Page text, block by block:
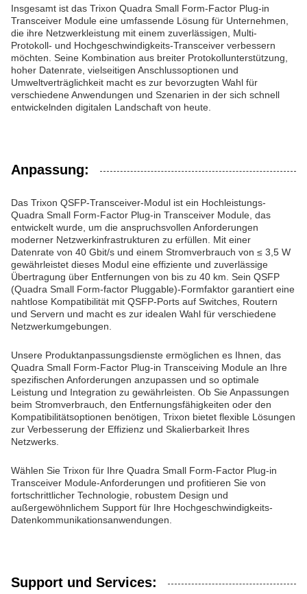
Insgesamt ist das Trixon Quadra Small Form-Factor Plug-in
Transceiver Module eine umfassende Lösung für Unternehmen,
die ihre Netzwerkleistung mit einem zuverlässigen, Multi-
Protokoll- und Hochgeschwindigkeits-Transceiver verbessern
möchten. Seine Kombination aus breiter Protokollunterstützung,
hoher Datenrate, vielseitigen Anschlussoptionen und
Umweltverträglichkeit macht es zur bevorzugten Wahl für
verschiedene Anwendungen und Szenarien in der sich schnell
entwickelnden digitalen Landschaft von heute.
Anpassung:
Das Trixon QSFP-Transceiver-Modul ist ein Hochleistungs-
Quadra Small Form-Factor Plug-in Transceiver Module, das
entwickelt wurde, um die anspruchsvollen Anforderungen
moderner Netzwerkinfrastrukturen zu erfüllen. Mit einer
Datenrate von 40 Gbit/s und einem Stromverbrauch von ≤ 3,5 W
gewährleistet dieses Modul eine effiziente und zuverlässige
Übertragung über Entfernungen von bis zu 40 km. Sein QSFP
(Quadra Small Form-factor Pluggable)-Formfaktor garantiert eine
nahtlose Kompatibilität mit QSFP-Ports auf Switches, Routern
und Servern und macht es zur idealen Wahl für verschiedene
Netzwerkumgebungen.
Unsere Produktanpassungsdienste ermöglichen es Ihnen, das
Quadra Small Form-Factor Plug-in Transceiving Module an Ihre
spezifischen Anforderungen anzupassen und so optimale
Leistung und Integration zu gewährleisten. Ob Sie Anpassungen
beim Stromverbrauch, den Entfernungsfähigkeiten oder den
Kompatibilitätsoptionen benötigen, Trixon bietet flexible Lösungen
zur Verbesserung der Effizienz und Skalierbarkeit Ihres
Netzwerks.
Wählen Sie Trixon für Ihre Quadra Small Form-Factor Plug-in
Transceiver Module-Anforderungen und profitieren Sie von
fortschrittlicher Technologie, robustem Design und
außergewöhnlichem Support für Ihre Hochgeschwindigkeits-
Datenkommunikationsanwendungen.
Support und Services: